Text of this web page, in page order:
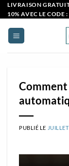
Passer
au
contenu
LIVRAISON
10% AVEC LE CODE
PUBLIÉ LE